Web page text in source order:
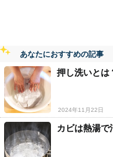
あなたにおすすめの記事
押し洗いとは
2024年11月22日
カビは熱湯で